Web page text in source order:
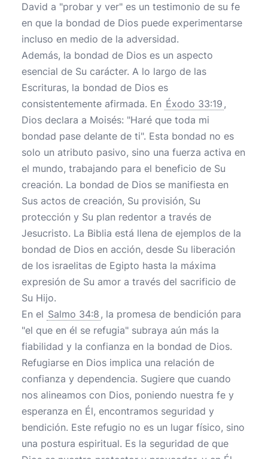
David a "probar y ver" es un testimonio de su fe
en que la bondad de Dios puede experimentarse
incluso en medio de la adversidad.
Además, la bondad de Dios es un aspecto
esencial de Su carácter. A lo largo de las
Escrituras, la bondad de Dios es
consistentemente afirmada. En Éxodo 33:19 ,
Dios declara a Moisés: "Haré que toda mi
bondad pase delante de ti". Esta bondad no es
solo un atributo pasivo, sino una fuerza activa en
el mundo, trabajando para el beneficio de Su
creación. La bondad de Dios se manifiesta en
Sus actos de creación, Su provisión, Su
protección y Su plan redentor a través de
Jesucristo. La Biblia está llena de ejemplos de la
bondad de Dios en acción, desde Su liberación
de los israelitas de Egipto hasta la máxima
expresión de Su amor a través del sacrificio de
Su Hijo.
En el Salmo 34:8 , la promesa de bendición para
"el que en él se refugia" subraya aún más la
fiabilidad y la confianza en la bondad de Dios.
Refugiarse en Dios implica una relación de
confianza y dependencia. Sugiere que cuando
nos alineamos con Dios, poniendo nuestra fe y
esperanza en Él, encontramos seguridad y
bendición. Este refugio no es un lugar físico, sino
una postura espiritual. Es la seguridad de que